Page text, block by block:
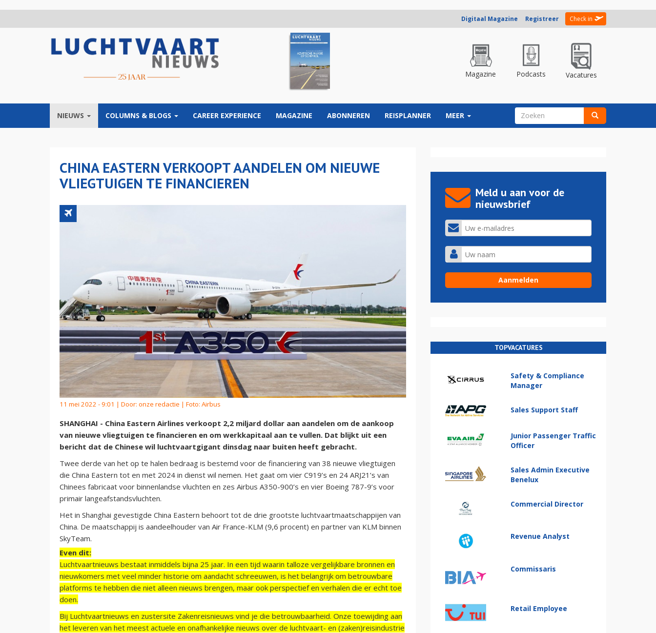
Digitaal Magazine Registreer Check in
Magazine Podcasts Vacatures
NIEUWS COLUMNS & BLOGS CAREER EXPERIENCE MAGAZINE ABONNEREN REISPLANNER MEER ZOEKVELD
CHINA EASTERN VERKOOPT AANDELEN OM NIEUWE
VLIEGTUIGEN TE FINANCIEREN
11 mei 2022 - 9:01 | Door: onze redactie | Foto: Airbus
SHANGHAI - China Eastern Airlines verkoopt 2,2 miljard dollar aan aandelen om de aankoop
van nieuwe vliegtuigen te financieren en om werkkapitaal aan te vullen. Dat blijkt uit een
bericht dat de Chinese wil luchtvaartgigant dinsdag naar buiten heeft gebracht.
Twee derde van het op te halen bedraag is bestemd voor de financiering van 38 nieuwe vliegtuigen
die China Eastern tot en met 2024 in dienst wil nemen. Het gaat om vier C919’s en 24 ARJ21’s van
Chinees fabricaat voor binnenlandse vluchten en zes Airbus A350-900’s en vier Boeing 787-9’s voor
primair langeafstandsvluchten.
Het in Shanghai gevestigde China Eastern behoort tot de drie grootste luchtvaartmaatschappijen van
China. De maatschappij is aandeelhouder van Air France-KLM (9,6 procent) en partner van KLM binnen
SkyTeam.
Even dit:
Luchtvaartnieuws bestaat inmiddels bijna 25 jaar. In een tijd waarin talloze vergelijkbare bronnen en
nieuwkomers met veel minder historie om aandacht schreeuwen, is het belangrijk om betrouwbare
platforms te hebben die niet alleen nieuws brengen, maar ook perspectief en verhalen die er echt toe
doen.
Bij Luchtvaartnieuws en zustersite Zakenreisnieuws vind je die betrouwbaarheid. Onze toewijding aan
het leveren van het meest actuele en onafhankelijke nieuws over de luchtvaart- en (zaken)reisindustrie
Meld u aan voor de
nieuwsbrief
TOPVACATURES
Safety & Compliance
Manager
Sales Support Staff
Junior Passenger Traffic
Officer
Sales Admin Executive
Benelux
Commercial Director
Revenue Analyst
Commissaris
Retail Employee